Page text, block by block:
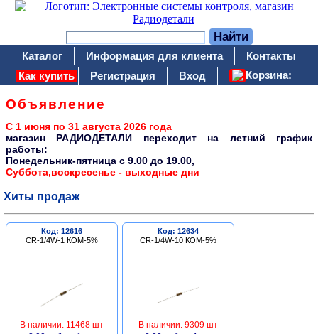
Каталог Информация для клиента
Контакты
Как купить
Регистрация Вход Корзина:
Объявление
С 1 июня по 31 августа 2026 года
магазин РАДИОДЕТАЛИ переходит на летний график
работы:
Понедельник-пятница c 9.00 до 19.00,
Суббота,воскресенье - выходные дни
Хиты продаж
Код: 12616
CR-1/4W-1 КОМ-5%
В наличии: 11468 шт
Код: 12634
CR-1/4W-10 КОМ-5%
В наличии: 9309 шт